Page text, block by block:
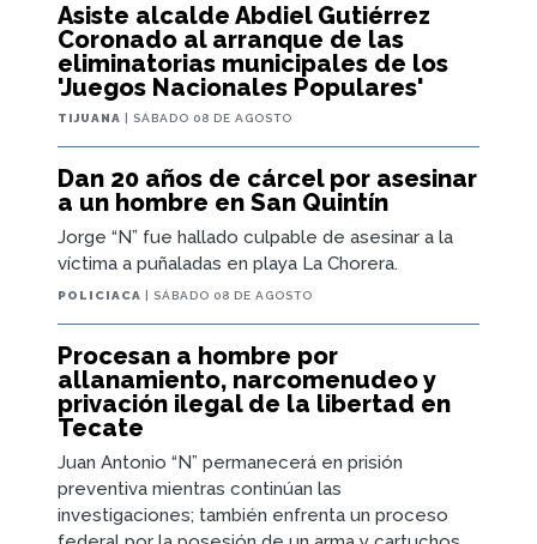
Asiste alcalde Abdiel Gutiérrez
Coronado al arranque de las
eliminatorias municipales de los
'Juegos Nacionales Populares'
TIJUANA | SÁBADO 08 DE AGOSTO
Dan 20 años de cárcel por asesinar
a un hombre en San Quintín
Jorge “N” fue hallado culpable de asesinar a la
víctima a puñaladas en playa La Chorera.
POLICIACA | SÁBADO 08 DE AGOSTO
Procesan a hombre por
allanamiento, narcomenudeo y
privación ilegal de la libertad en
Tecate
Juan Antonio “N” permanecerá en prisión
preventiva mientras continúan las
investigaciones; también enfrenta un proceso